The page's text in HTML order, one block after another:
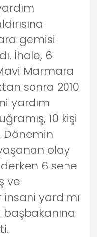
gemisi
İhale, 6
Marmara
sonra 2010
yardım
10 kişi
Dönemin
olay
6 sene
ve
yardımı